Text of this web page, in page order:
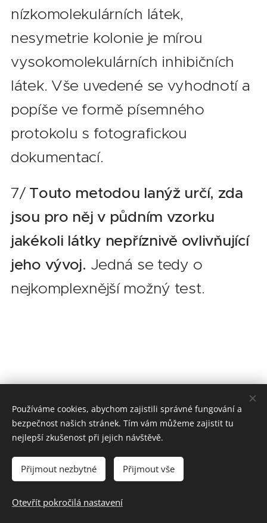
nízkomolekulárních látek,
nesymetrie kolonie je mírou
vysokomolekulárních inhibičních
látek. Vše uvedené se vyhodnotí a
popíše ve formě písemného
protokolu s fotografickou
dokumentací.
7/Touto metodou lanýž určí, zda
jsou pro něj v půdním vzorku
jakékoli látky nepříznivě ovlivňující
jeho vývoj. Jedná se tedy o
nejkomplexnější možný test.
Ceník půdního testu
Na fotografie i texty se vztahují autorská práva.
Cookies
Používáme cookies, abychom zajistili správné fungování a
bezpečnost našich stránek. Tím vám můžeme zajistit tu
nejlepší zkušenost při jejich návštěvě.
Přijmout nezbytné Přijmout vše
Otevřít pokročilá nastavení